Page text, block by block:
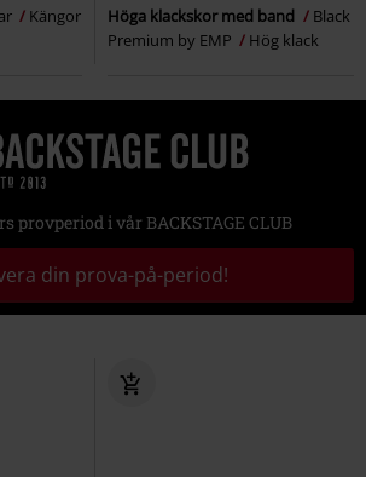
Kängor Höga klackskor med band
Black
Premium by EMP
Hög klack
provperiod i vår BACKSTAGE CLUB
din prova-på-period!